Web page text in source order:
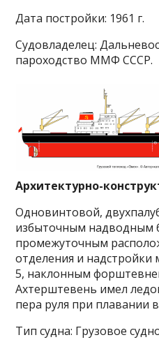
Дата постройки: 1961 г.
Судовладелец:
пароходство ММФ СССР.
Архитектурно-
Одновинтовой,
избыточным надводным
промежуточным
отделения и
5, наклонным
Ахтерштевень имел
пера руля при плавании
Тип судна: Грузовое